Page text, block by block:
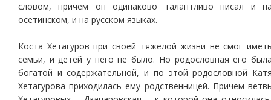
словом, причем он одинаково талантливо писал и
осетинском, и на русском языках.
Коста Хетагуров при своей тяжелой жизни не смог
семьи, и детей у него не было. Но родословная его
богатой и содержательной, и по этой родословной
Хетагурова приходилась ему родственницей. Причем